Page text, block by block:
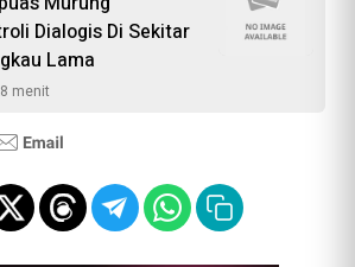
Dialogis Di Sekitar
Lama
menit